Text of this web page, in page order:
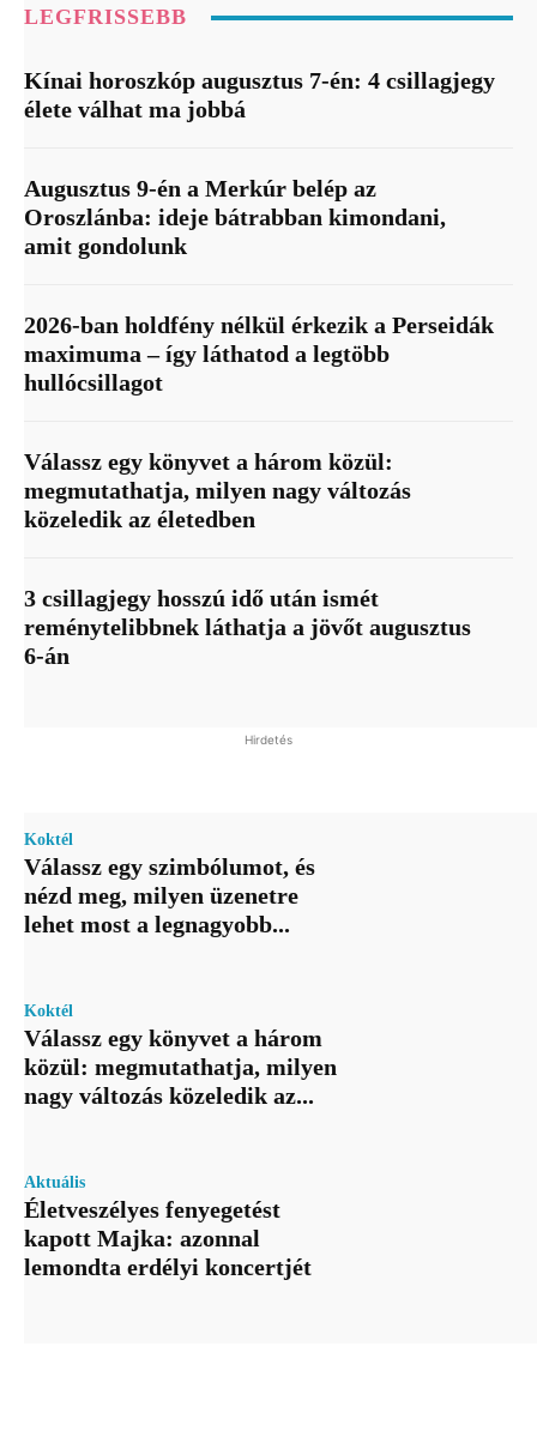
LEGFRISSEBB
Kínai horoszkóp augusztus 7-én: 4 csillagjegy
élete válhat ma jobbá
Augusztus 9-én a Merkúr belép az
Oroszlánba: ideje bátrabban kimondani,
amit gondolunk
2026-ban holdfény nélkül érkezik a Perseidák
maximuma – így láthatod a legtöbb
hullócsillagot
Válassz egy könyvet a három közül:
megmutathatja, milyen nagy változás
közeledik az életedben
3 csillagjegy hosszú idő után ismét
reménytelibbnek láthatja a jövőt augusztus
6-án
Hirdetés
Koktél
Válassz egy szimbólumot, és
nézd meg, milyen üzenetre
lehet most a legnagyobb...
Koktél
Válassz egy könyvet a három
közül: megmutathatja, milyen
nagy változás közeledik az...
Aktuális
Életveszélyes fenyegetést
kapott Majka: azonnal
lemondta erdélyi koncertjét